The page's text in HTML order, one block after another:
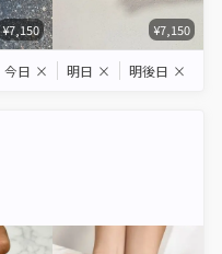
¥7,150 ¥7,150
今日 × 明日 × 明後日 ×